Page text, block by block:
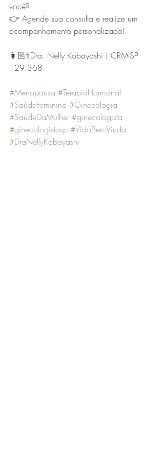
você?
👉 Agende sua consulta e realize um
acompanhamento personalizado!
👩🏻⚕️Dra. Nelly Kobayashi | CRM-SP
129.368
#Menopausa #TerapiaHormonal
#SaúdeFeminina #Ginecologia
#SaúdeDaMulher #ginecologista
#ginecologistasp #VidaBemVinda
#DraNellyKobayashi